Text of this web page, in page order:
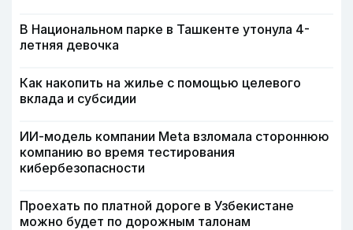
В Национальном парке в Ташкенте утонула 4-
летняя девочка
Как накопить на жилье с помощью целевого
вклада и субсидии
ИИ-модель компании Meta взломала стороннюю
компанию во время тестирования
кибербезопасности
Проехать по платной дороге в Узбекистане
можно будет по дорожным талонам